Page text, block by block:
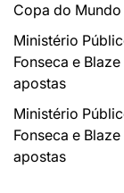
Copa do
Ministério
Fonseca e
apostas
Ministério
Fonseca e
apostas